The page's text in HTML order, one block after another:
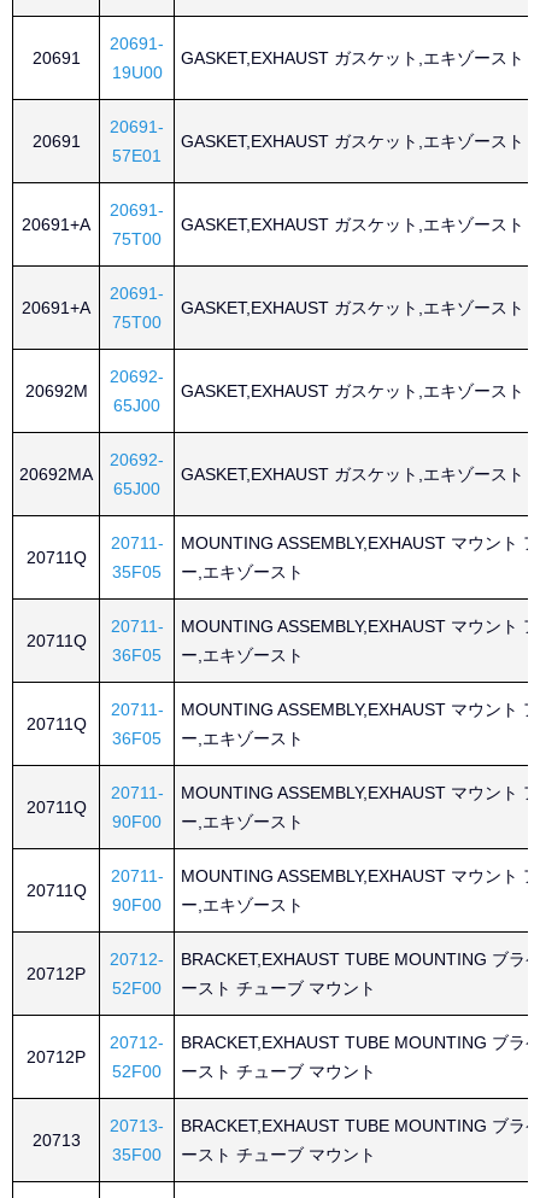
20691
20691-
19U00
GASKET,EXHAUST ガスケット,エキゾースト
20691
20691-
57E01
GASKET,EXHAUST ガスケット,エキゾースト
20691+A
20691-
75T00
GASKET,EXHAUST ガスケット,エキゾースト
20691+A
20691-
75T00
GASKET,EXHAUST ガスケット,エキゾースト
20692M
20692-
65J00
GASKET,EXHAUST ガスケット,エキゾースト
20692MA
20692-
65J00
GASKET,EXHAUST ガスケット,エキゾースト
20711Q
20711-
35F05
MOUNTING ASSEMBLY,EXHAUST マウント
ー,エキゾースト
20711Q
20711-
36F05
MOUNTING ASSEMBLY,EXHAUST マウント
ー,エキゾースト
20711Q
20711-
36F05
MOUNTING ASSEMBLY,EXHAUST マウント
ー,エキゾースト
20711Q
20711-
90F00
MOUNTING ASSEMBLY,EXHAUST マウント
ー,エキゾースト
20711Q
20711-
90F00
MOUNTING ASSEMBLY,EXHAUST マウント
ー,エキゾースト
20712P
20712-
52F00
BRACKET,EXHAUST TUBE MOUNTING ブラ
ースト チューブ マウント
20712P
20712-
52F00
BRACKET,EXHAUST TUBE MOUNTING ブラ
ースト チューブ マウント
20713
20713-
35F00
BRACKET,EXHAUST TUBE MOUNTING ブラ
ースト チューブ マウント